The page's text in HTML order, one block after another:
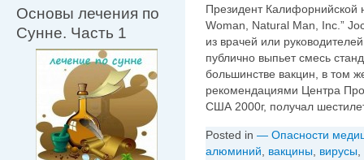
Основы лечения по
Сунне. Часть 1
Президент Калифорнийской
Woman, Natural Man, Inc.”
из врачей или
публично выпьет смесь
большинстве вакцин, в том
рекомендациями Центра
США 2000г, получал
Posted in — Опасности
алюминий, вакцины, вирусы,